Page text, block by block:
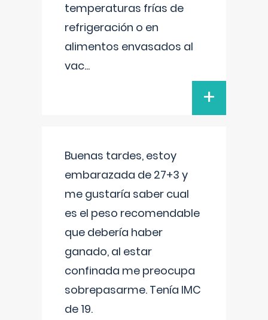
temperaturas frías de
refrigeración o en
alimentos envasados al
vac...
+
Buenas tardes, estoy
embarazada de 27+3 y
me gustaría saber cual
es el peso recomendable
que debería haber
ganado, al estar
confinada me preocupa
sobrepasarme. Tenía IMC
de 19.